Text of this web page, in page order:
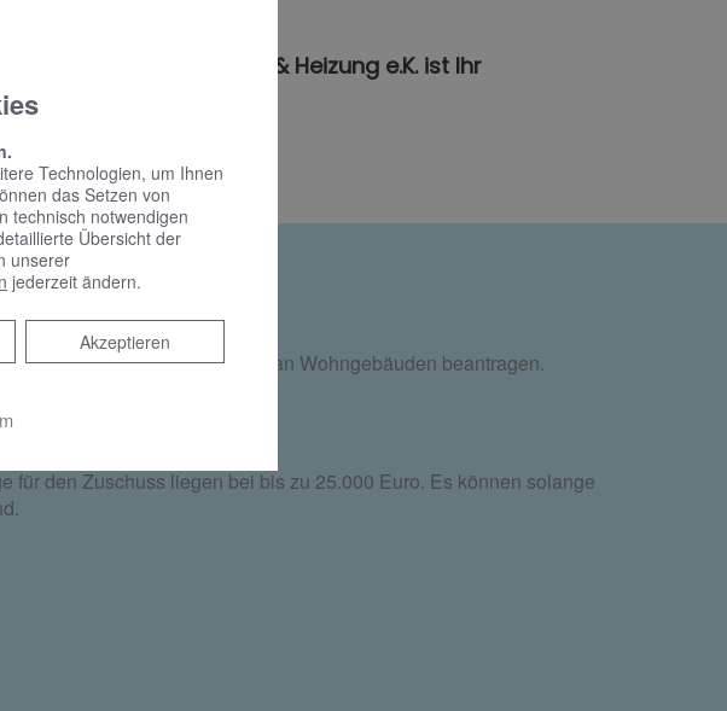
Werner Harms Bad & Heizung e.K. ist Ihr
zur Barrierereduzierung an Wohngebäuden beantragen.
hat.
den Zuschuss liegen bei bis zu 25.000 Euro. Es können solange
Technologien, um Ihnen
das Setzen von
technisch notwendigen
Übersicht der
unserer
jederzeit ändern.
Akzeptieren